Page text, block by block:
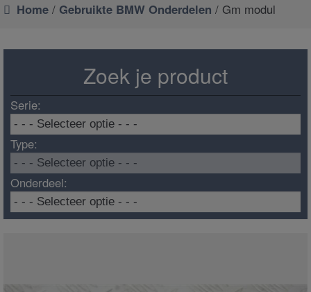
Home / Gebruikte BMW Onderdelen / Gm modul
Zoek je product
Serie:
Type:
Onderdeel: